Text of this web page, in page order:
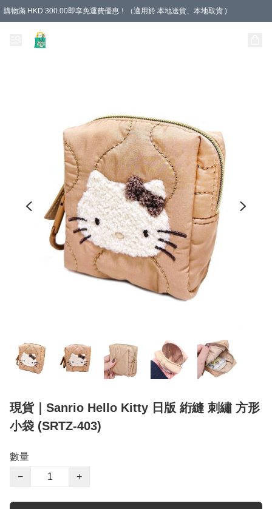
購物滿 HKD 300.00即享免運費優惠！（適用於 本地送貨、本地取貨 )
現貨｜Sanrio Hello Kitty 日版 絎縫 刺繡 方形
小袋 (SRTZ-403)
數量
−
+